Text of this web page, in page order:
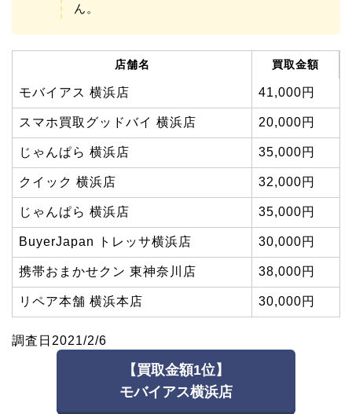
ん。
店舗名 買取金額
モバイアス 横浜店 41,000円
スマホ買取グッドバイ 横浜店 20,000円
じゃんぱら 横浜店 35,000円
クイック 横浜店 32,000円
じゃんぱら 横浜店 35,000円
BuyerJapan トレッサ横浜店 30,000円
携帯おまかせクン 東神奈川店 38,000円
リペア本舗 横浜本店 30,000円
調査日2021/2/6
【買取金額1位】
モバイアス横浜店